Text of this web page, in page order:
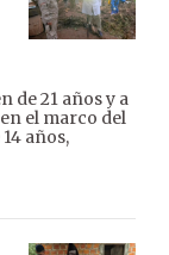
de 21 años y a
en el marco del
14 años,